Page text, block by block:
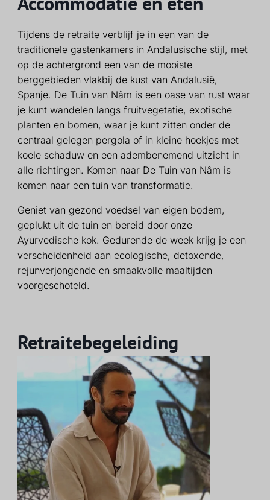
Tijdens de retraite verblijf je in een van de
traditionele gastenkamers in Andalusische stijl, met
op de achtergrond een van de mooiste
berggebieden vlakbij de kust van Andalusië,
Spanje. De Tuin van Nâm is een oase van rust waar
je kunt wandelen langs fruitvegetatie, exotische
planten en bomen, waar je kunt zitten onder de
centraal gelegen pergola of in kleine hoekjes met
koele schaduw en een adembenemend uitzicht in
alle richtingen. Komen naar De Tuin van Nâm is
komen naar een tuin van transformatie.
Geniet van gezond voedsel van eigen bodem,
geplukt uit de tuin en bereid door onze
Ayurvedische kok. Gedurende de week krijg je een
verscheidenheid aan ecologische, detoxende,
rejunverjongende en smaakvolle maaltijden
voorgeschoteld.
Retraitebegeleiding